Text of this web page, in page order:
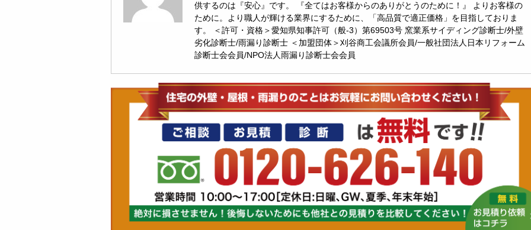
供するのは『安心』です。 『全てはお客様からのありがとうのために！』 よりお客様の
ために。より職人が輝ける業界にするために、「高品質で適正価格」を目指しておりま
す。 ＜許可・資格＞愛知県知事許可（般-3）第69503号 窯業系サイディング診断士/外壁
劣化診断士/雨漏り診断士 ＜加盟団体＞刈谷商工会議所会員/一般社団法人日本リフォーム
診断士会会員/NPO法人雨漏り診断士会会員